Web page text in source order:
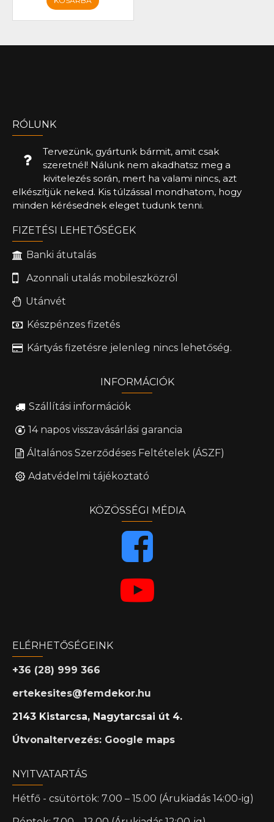
RÓLUNK
Tervezünk, gyártunk bármit, amit csak
szeretnél! Nálunk nem akadhatsz meg a
kivitelezés során, mert ha valami nincs, azt
elkészítjük neked. Kis túlzással mondhatom, hogy
minden kérésednek eleget tudunk tenni.
FIZETÉSI LEHETŐSÉGEK
Banki átutalás
Azonnali utalás mobileszközről
Utánvét
Készpénzes fizetés
Kártyás fizetésre jelenleg nincs lehetőség.
INFORMÁCIÓK
Szállítási információk
14 napos visszavásárlási garancia
Általános Szerződéses Feltételek (ÁSZF)
Adatvédelmi tájékoztató
KÖZÖSSÉGI MÉDIA
ELÉRHETŐSÉGEINK
+36 (28) 999 366
ertekesites@femdekor.hu
2143 Kistarcsa, Nagytarcsai út 4.
Útvonaltervezés: Google maps
NYITVATARTÁS
Hétfő - csütörtök: 7.00 – 15.00 (Árukiadás 14:00-ig)